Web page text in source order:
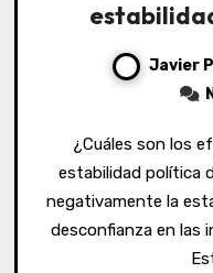
Javier
¿Cuáles son los efectos de la corrupción en la
estabilidad política
negativamente la
desconfianza en las